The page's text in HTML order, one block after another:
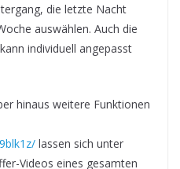
die letzte Nacht
auswählen. Auch die
individuell angepasst
hinaus weitere Funktionen
lassen sich unter
Videos eines gesamten